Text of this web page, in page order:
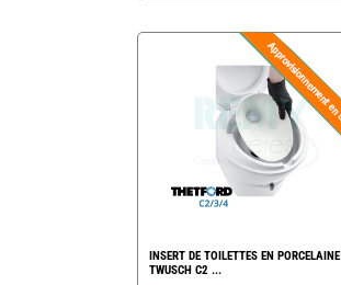
INSERT DE TOILETTES EN PORCELAINE
TWUSCH C2 ...